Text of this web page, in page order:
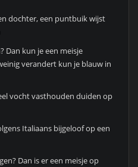
dochter, een puntbuik wijst
Dan kun je een meisje
verandert kun je blauw in
vocht vasthouden duiden op
Italiaans bijgeloof op een
Dan is er een meisje op